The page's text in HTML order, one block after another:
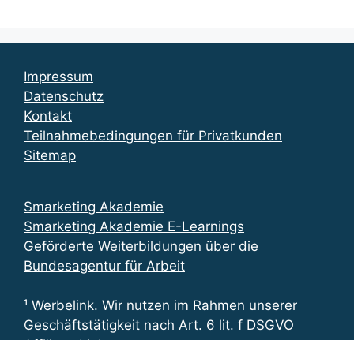
Impressum
Datenschutz
Kontakt
Teilnahmebedingungen für Privatkunden
Sitemap
Smarketing Akademie
Smarketing Akademie E-Learnings
Geförderte Weiterbildungen über die
Bundesagentur für Arbeit
¹ Werbelink. Wir nutzen im Rahmen unserer
Geschäftstätigkeit nach Art. 6 lit. f DSGVO